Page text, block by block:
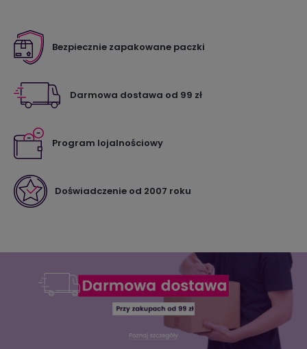
Bezpiecznie zapakowane paczki
Darmowa dostawa od 99 zł
Program lojalnościowy
Doświadczenie od 2007 roku